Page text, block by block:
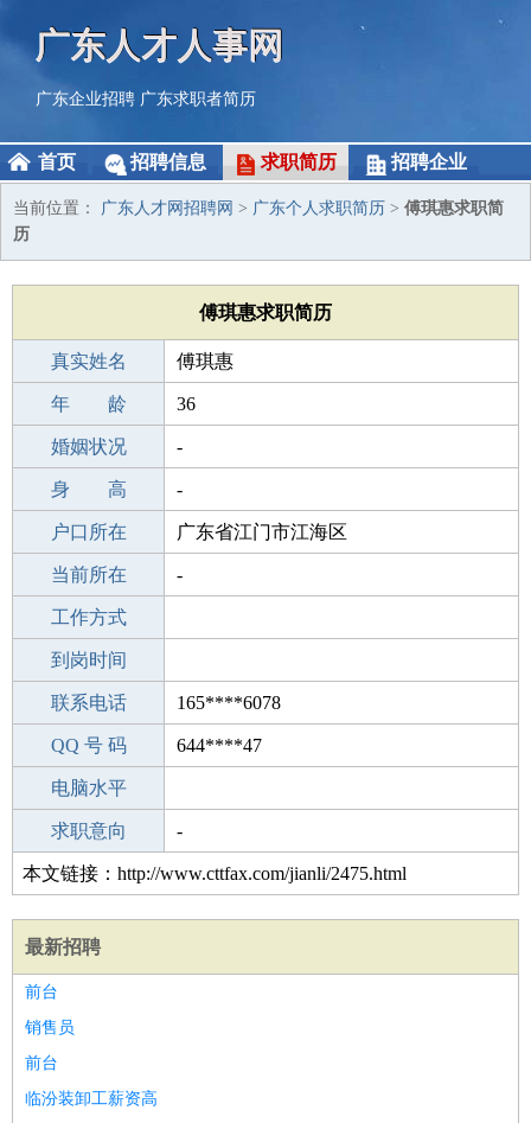
广东人才人事网
广东企业招聘 广东求职者简历
首页 招聘信息 求职简历 招聘企业
当前位置： 广东人才网招聘网 > 广东个人求职简历 > 傅琪惠求职简
历
傅琪惠求职简历
真实姓名 傅琪惠
性 别 女
年 龄 36
出生年月 1990-02-21
婚姻状况 -
学 历 高中
身 高 -
毕业学校 东莞东安中学
户口所在 广东省江门市江海区
所学专业 -
当前所在 -
工作经验
工作方式
驾 照
到岗时间
期望月薪
联系电话 165****6078
手机号码 165****6078
QQ 号 码 644****47
微信号码
电脑水平
外语水平
求职意向 -
本文链接：http://www.cttfax.com/jianli/2475.html
最新招聘
前台
销售员
前台
临汾装卸工薪资高